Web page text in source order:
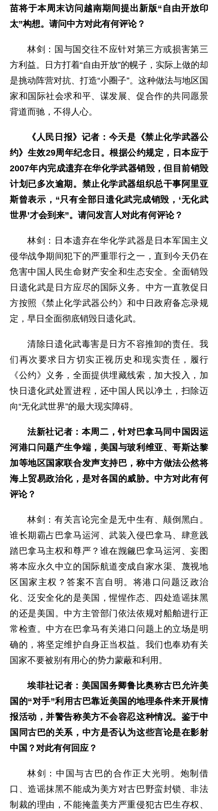
苗将于本周末访问越南期间提出新版“自由开放印
太”构想。请问中方对此有何评论？
林剑：国与国交往不应针对第三方或损害第三
方利益。日方打着“自由开放”的幌子，实际上做的却
是挑动阵营对抗、打造“小圈子”。这种做法与地区国
家和国际社会求和平、谋发展、促合作的共同愿景
背道而驰，不得人心。
《人民日报》记者：今天是《禁止化学武器公
约》生效29周年纪念日。根据公约规定，日本应于
2007年内完成遗弃在华化学武器销毁，但目前销毁
计划已多次逾期。禁止化学武器组织总干事阿里亚
斯曾表示，“只有全部日遗化武完成销毁，‘无化武
世界’才会到来”。请问发言人对此有何评论？
林剑：日本遗弃在华化学武器是日本军国主义
侵华战争期间犯下的严重罪行之一，直到今天仍在
危害中国人民生命财产安全和生态安全。全面销毁
日遗化武是日方应尽的国际义务。中方一直敦促日
方按照《禁止化学武器公约》和中日政府备忘录规
定，早日全面彻底销毁日遗化武。
清除日遗化武毒害是日方不容推卸的责任。我
们再次要求日方切实正视历史和现实责任，履行
《公约》义务，全面提供埋藏线索，加大投入，加
快日遗化武处置进程，还中国人民以净土，扫除迈
向“无化武世界”的最大现实障碍。
法新社记者：本周二，针对巴拿马同中国因运
河港口问题产生争端，美国与玻利维亚、哥斯达黎
加等地区国家联合发声支持巴，称中方做法公然将
海上贸易政治化，是对各国的威胁。中方对此有何
评论？
林剑：有关言论完全是无中生有、颠倒黑白。
谁长期霸占巴拿马运河、武装入侵巴拿马、肆意践
踏巴拿马主权和尊严？谁在觊觎巴拿马运河、妄图
将本应永久中立的国际航道变成自家水渠、蔑视地
区国家主权？答案不言自明。将港口问题泛政治
化、泛安全化的是美国，惺惺作态、四处造谣抹黑
的还是美国。中方主管部门依法依规对船舶进行正
常检查。中方在巴拿马有关港口问题上的立场是明
确的，将坚定维护自身正当权益。我们也奉劝有关
国家不要被别有用心的势力蒙蔽和利用。
埃菲社记者：美国国务卿鲁比奥称古巴允许美
国的“对手”利用古巴靠近美国的地理条件来开展情
报活动，并警告称美方不会容忍这种情况。鉴于中
国同古巴的关系，中方是否认为这些言论是在影射
中国？对此有何回应？
林剑：中国与古巴的合作正大光明。炮制借
口、造谣抹黑不能成为美方对古巴野蛮封锁、非法
制裁的理由，不能掩盖美方严重侵犯古巴生存权、